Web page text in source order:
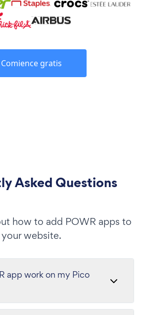
Comience gratis
Asked Questions
how to add POWR apps to
your website.
app work on my Pico